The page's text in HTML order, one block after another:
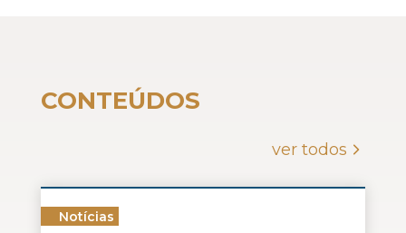
CONTEÚDOS
ver todos
Notícias